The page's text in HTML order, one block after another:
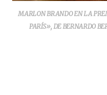
MARLON BRANDO EN LA
PARÍS», DE BERNARDO